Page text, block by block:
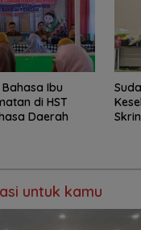
Ibu
di HST
Daerah
untuk kamu